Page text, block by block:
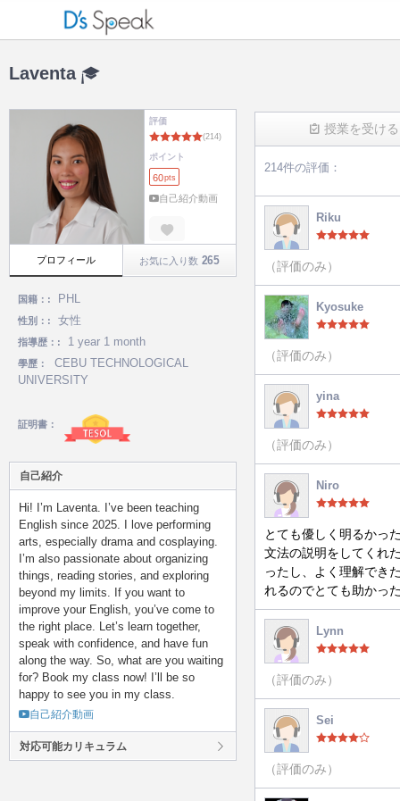
Laventa
評価
ポイント
60pts
自己紹介動画
プロフィール お気に入り数 265
国籍：: PHL
性別：: 女性
指導歴：: 1 year 1 month
學歷：
CEBU TECHNOLOGICAL
UNIVERSITY
証明書：
自己紹介
Hi! I’m Laventa. I’ve been teaching
English since 2025. I love performing
arts, especially drama and cosplaying.
I’m also passionate about organizing
things, reading stories, and exploring
beyond my limits. If you want to
improve your English, you’ve come to
the right place. Let’s learn together,
speak with confidence, and have fun
along the way. So, what are you waiting
for? Book my class now! I’ll be so
happy to see you in my class.
自己紹介動画
対応可能カリキュラム
授業を受ける
214件の評価：
Riku
（評価のみ）
Kyosuke
（評価のみ）
yina
（評価のみ）
Niro
とても優しく明るかっ
文法の説明をしてくれ
ったし、よく理解でき
れるのでとても助かっ
Lynn
（評価のみ）
Sei
（評価のみ）